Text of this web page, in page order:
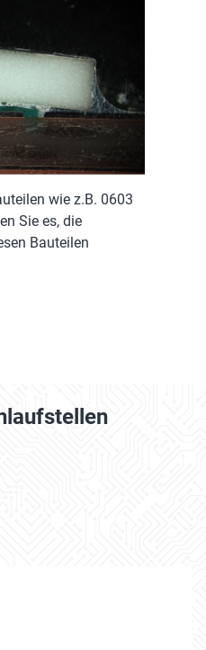
wie z.B. 0603
Sie es, die
Bauteilen